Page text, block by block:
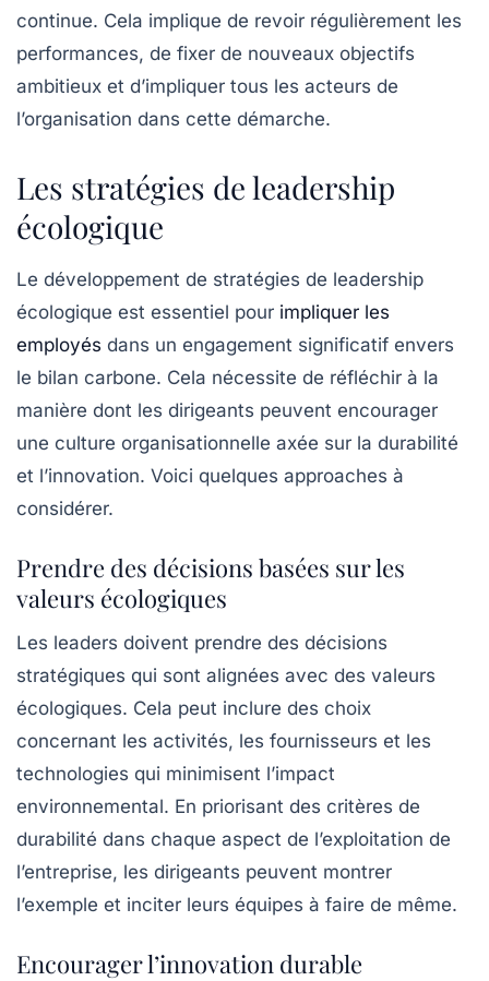
continue. Cela implique de revoir régulièrement les
performances, de fixer de nouveaux objectifs
ambitieux et d’impliquer tous les acteurs de
l’organisation dans cette démarche.
Les stratégies de leadership
écologique
Le développement de stratégies de leadership
écologique est essentiel pour impliquer les
employés dans un engagement significatif envers
le bilan carbone. Cela nécessite de réfléchir à la
manière dont les dirigeants peuvent encourager
une culture organisationnelle axée sur la durabilité
et l’innovation. Voici quelques approaches à
considérer.
Prendre des décisions basées sur les
valeurs écologiques
Les leaders doivent prendre des décisions
stratégiques qui sont alignées avec des valeurs
écologiques. Cela peut inclure des choix
concernant les activités, les fournisseurs et les
technologies qui minimisent l’impact
environnemental. En priorisant des critères de
durabilité dans chaque aspect de l’exploitation de
l’entreprise, les dirigeants peuvent montrer
l’exemple et inciter leurs équipes à faire de même.
Encourager l’innovation durable